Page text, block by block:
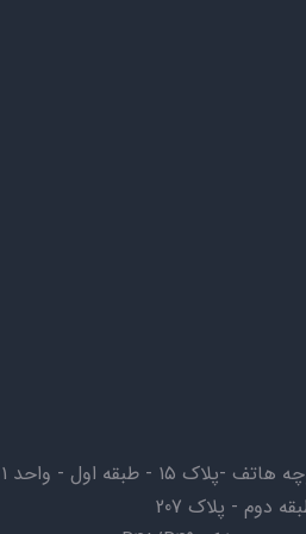
- طبقه اول - واحد ۱
دوم - پلاک 207